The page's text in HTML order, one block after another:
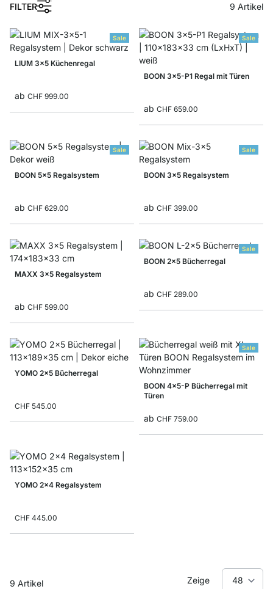
FILTER 9 Artikel
Sale
LIUM 3x5 Küchenregal
ab CHF 999.00
Sale
BOON 3x5-P1 Regal mit Türen
ab CHF 659.00
Sale
BOON 5x5 Regalsystem
ab CHF 629.00
Sale
BOON 3x5 Regalsystem
ab CHF 399.00
MAXX 3x5 Regalsystem
ab CHF 599.00
Sale
BOON 2x5 Bücherregal
ab CHF 289.00
YOMO 2x5 Bücherregal
CHF 545.00
Sale
BOON 4x5-P Bücherregal mit
Türen
ab CHF 759.00
YOMO 2x4 Regalsystem
CHF 445.00
9 Artikel Zeige